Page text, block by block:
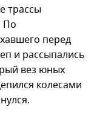
трассы
По
перед
и рассыпались
вез юных
колесами